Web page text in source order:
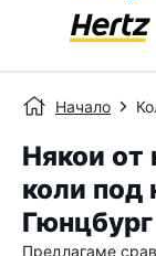
Начало
Някои от
коли под
Гюнцбург
Предлагаме